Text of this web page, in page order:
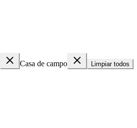
Casa de campo Limpiar todos